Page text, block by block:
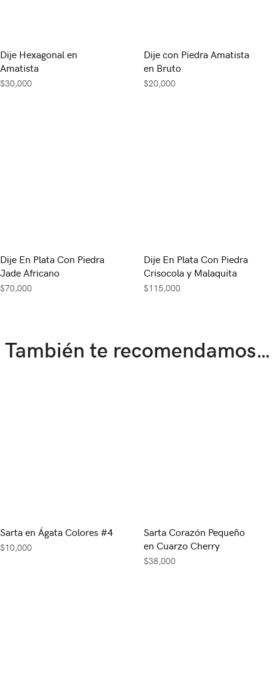
Dije Hexagonal en
Amatista
$30,000
Dije con Piedra Amatista
en Bruto
$20,000
Dije En Plata Con Piedra
Jade Africano
$70,000
Dije En Plata Con Piedra
Crisocola y Malaquita
$115,000
También te recomendamos…
Sarta en Ágata Colores #4
$10,000
Sarta Corazón Pequeño
en Cuarzo Cherry
$38,000